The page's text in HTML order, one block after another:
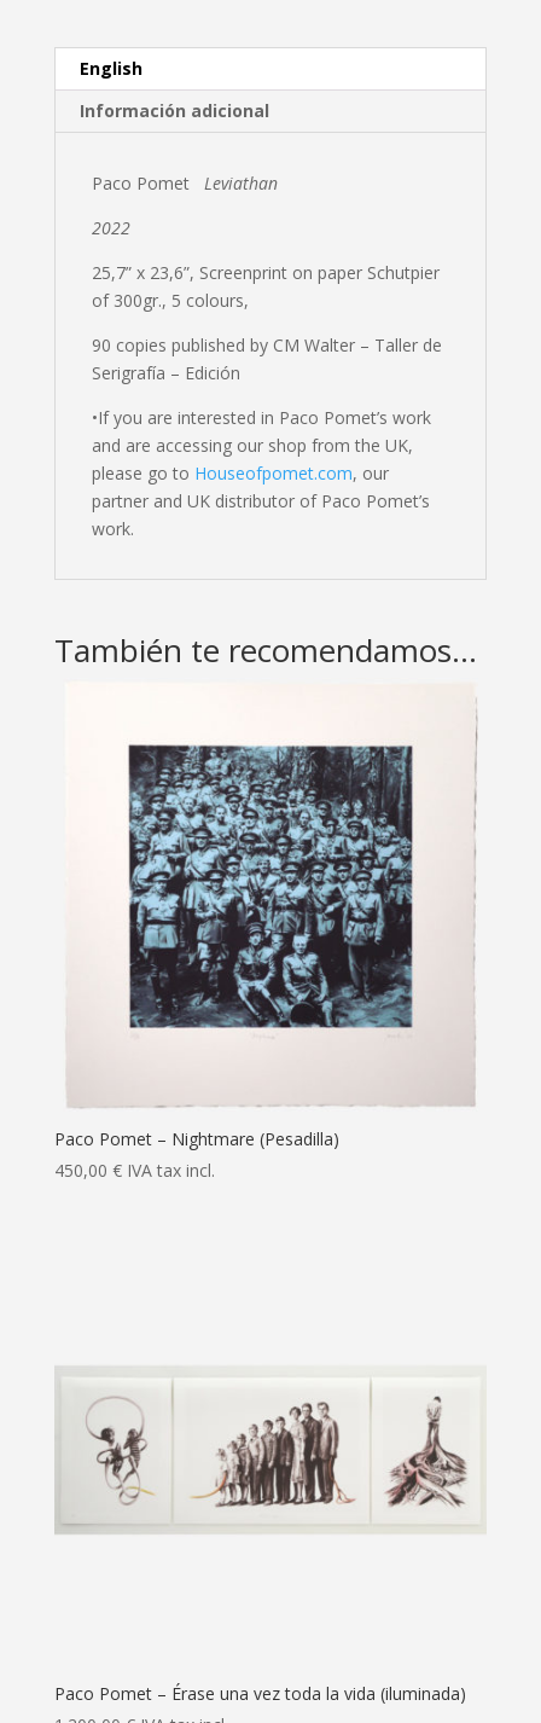
English
Información adicional
Paco Pomet
Leviathan
2022
25,7” x 23,6”, Screenprint on paper Schutpier
of 300gr., 5 colours,
90 copies published by CM Walter – Taller de
Serigrafía – Edición
•If you are interested in Paco Pomet’s work
and are accessing our shop from the UK,
please go to Houseofpomet.com, our
partner and UK distributor of Paco Pomet’s
work.
También te recomendamos…
Paco Pomet – Nightmare (Pesadilla)
450,00 € IVA tax incl.
Paco Pomet – Érase una vez toda la vida (iluminada)